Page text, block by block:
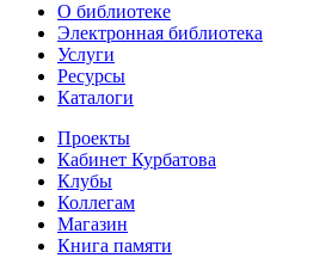
О библиотеке
Электронная библиотека
Услуги
Ресурсы
Каталоги
Проекты
Кабинет Курбатова
Клубы
Коллегам
Магазин
Книга памяти